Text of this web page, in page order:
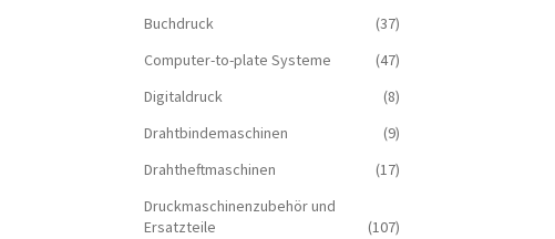
Buchdruck
(37)
Computer-to-plate Systeme
(47)
Digitaldruck
(8)
Drahtbindemaschinen
(9)
Drahtheftmaschinen
(17)
Druckmaschinenzubehör und
Ersatzteile
(107)